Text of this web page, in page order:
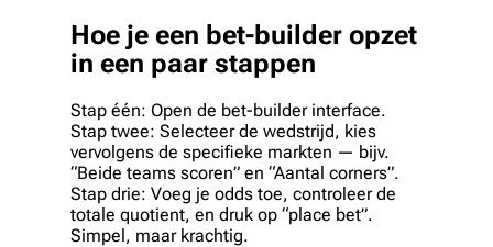
Hoe je een bet-builder opzet
in een paar stappen
Stap één: Open de bet-builder interface.
Stap twee: Selecteer de wedstrijd, kies
vervolgens de specifieke markten — bijv.
“Beide teams scoren” en “Aantal corners”.
Stap drie: Voeg je odds toe, controleer de
totale quotient, en druk op “place bet”.
Simpel, maar krachtig.